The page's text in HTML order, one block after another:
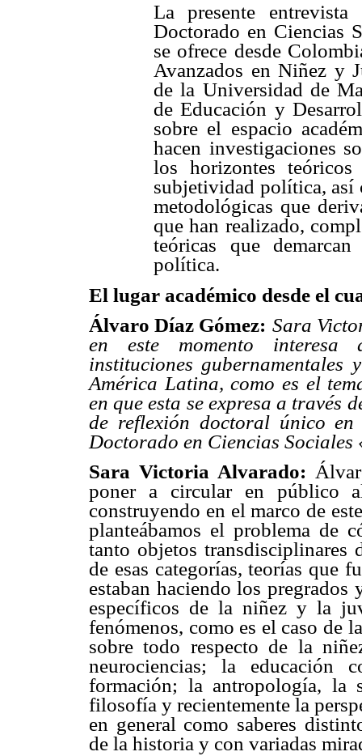
La presente
Doctorado en Ciencias
se ofrece desde
Avanzados en Niñez y
de la Universidad de
de Educación y
sobre el espacio
hacen investigaciones
los horizontes
subjetividad política, así
metodológicas que
que han realizado,
teóricas que
política.
El lugar académico desde el
Álvaro Díaz Gómez: Sara
en este momento interesa
instituciones gubernamentales
América Latina, como es el
en que esta se expresa a través
de reflexión doctoral único
Doctorado en Ciencias Sociales
Sara Victoria Alvarado:
poner a circular en público
construyendo en el marco de
planteábamos el problema de
tanto objetos transdisciplinares
de esas categorías, teorías que
estaban haciendo los pregrados
específicos de la niñez y la
fenómenos, como es el caso
sobre todo respecto de la
neurociencias; la educación
formación; la antropología, la
filosofía y recientemente la
en general como saberes
de la historia y con variadas